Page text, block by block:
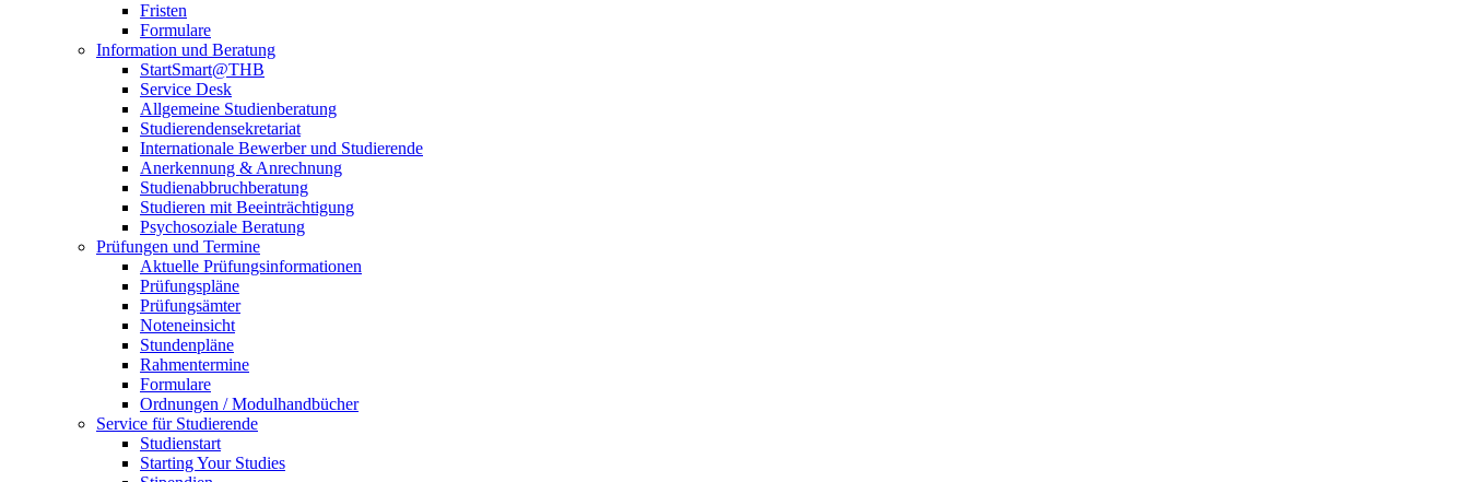
Fristen
Formulare
Information und Beratung
StartSmart@THB
Service Desk
Allgemeine Studienberatung
Studierendensekretariat
Internationale Bewerber und Studierende
Anerkennung & Anrechnung
Studienabbruchberatung
Studieren mit Beeinträchtigung
Psychosoziale Beratung
Prüfungen und Termine
Aktuelle Prüfungsinformationen
Prüfungspläne
Prüfungsämter
Noteneinsicht
Stundenpläne
Rahmentermine
Formulare
Ordnungen / Modulhandbücher
Service für Studierende
Studienstart
Starting Your Studies